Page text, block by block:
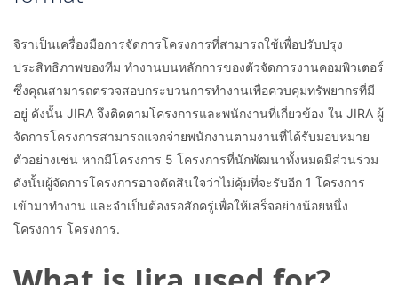
จิราเป็นเครื่องมือการจัดการโครงการที่สามารถใช้เพื่อปรับปรุง
ประสิทธิภาพของทีม ทำงานบนหลักการของตัวจัดการงานคอมพิวเตอร์
ซึ่งคุณสามารถตรวจสอบกระบวนการทำงานเพื่อควบคุมทรัพยากรที่มี
อยู่ ดังนั้น JIRA จึงติดตามโครงการและพนักงานที่เกี่ยวข้อง ใน JIRA ผู้
จัดการโครงการสามารถแจกจ่ายพนักงานตามงานที่ได้รับมอบหมาย
ตัวอย่างเช่น หากมีโครงการ 5 โครงการที่นักพัฒนาทั้งหมดมีส่วนร่วม
ดังนั้นผู้จัดการโครงการอาจตัดสินใจว่าไม่คุ้มที่จะรับอีก 1 โครงการ
เข้ามาทำงาน และจำเป็นต้องรอสักครู่เพื่อให้เสร็จอย่างน้อยหนึ่ง
โครงการ โครงการ.